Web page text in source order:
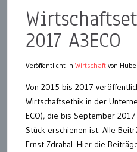
2017 A3ECO
Veröffentlicht in Wirtschaft von
Von 2015 bis 2017
Wirtschaftsethik in der
ECO), die bis September
Stück erschienen ist. Alle
Ernst Zdrahal. Hier die